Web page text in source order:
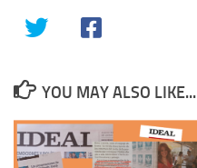
YOU MAY ALSO LIKE...